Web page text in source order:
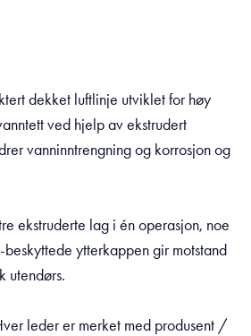
dekket luftlinje utviklet for høy
ved hjelp av ekstrudert
vanninntrengning og korrosjon og
ekstruderte lag i én operasjon, noe
ytterkappen gir motstand
utendørs.
leder er merket med produsent /